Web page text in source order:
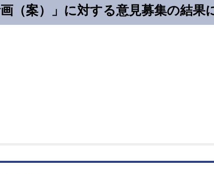
（案）」に対する意見募集の結果